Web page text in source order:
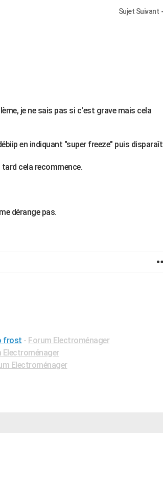
Sujet Suivant
je ne sais pas si c'est grave mais cela
en indiquant "super freeze" puis disparaît
cela recommence.
dérange pas.
frost - Forum Electroménager
Electroménager
Electroménager